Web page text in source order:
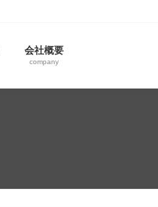
会社概要
company